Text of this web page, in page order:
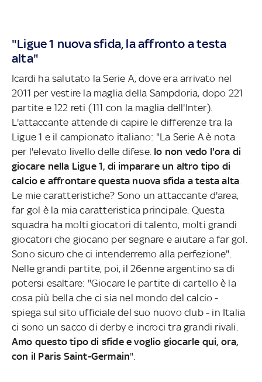
"Ligue 1 nuova sfida, la affronto a testa
alta"
Icardi ha salutato la Serie A, dove era arrivato nel
2011 per vestire la maglia della Sampdoria, dopo 221
partite e 122 reti (111 con la maglia dell'Inter).
L'attaccante attende di capire le differenze tra la
Ligue 1 e il campionato italiano: "La Serie A è nota
per l'elevato livello delle difese. Io non vedo l'ora di
giocare nella Ligue 1, di imparare un altro tipo di
calcio e affrontare questa nuova sfida a testa alta
Le mie caratteristiche? Sono un attaccante d'area,
far gol è la mia caratteristica principale. Questa
squadra ha molti giocatori di talento, molti grandi
giocatori che giocano per segnare e aiutare a far gol.
Sono sicuro che ci intenderremo alla perfezione".
Nelle grandi partite, poi, il 26enne argentino sa di
potersi esaltare: "Giocare le partite di cartello è la
cosa più bella che ci sia nel mondo del calcio -
spiega sul sito ufficiale del suo nuovo club - in Italia
ci sono un sacco di derby e incroci tra grandi rivali.
Amo questo tipo di sfide e voglio giocarle qui, ora,
con il Paris Saint-Germain".